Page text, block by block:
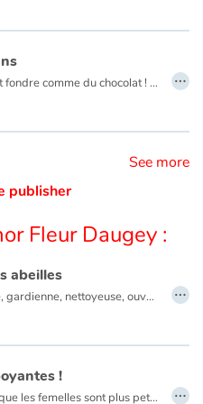
Les rochers peuvent fondre comme du chocolat ! Pas dans nos casseroles, mais à des températures extrêmes sous l’écorce terrestre. Sous l’effet de la pression, elles remontent dans une cheminée et c’est l’éruption. Écoulement lent d’une lave épaisse ou explosion de fumées et cailloux, c’est une phénomène destructeur s’il se passe dans une zone habitée. Fort heureusement, certains volcans dorment tranquillement comme ceux de notre bonne vieille Auvergne...
…
See more
publisher
Fleur Daugey :
abeilles
Nourrice, ventileuse, gardienne, nettoyeuse, ouvrière, maçonne, butineuse... les abeilles ont bien des métiers au cours de leur vie, et toutes participent à la vie de la ruche aux côtés de la reine. Toutes ? Pas vraiment, car sur les plus de 20 000 espèces d'abeilles à travers le monde, seulement 8 ou 10 fabriquent du miel, et les autres vivent en solitaire ! …
!
On entend souvent que les femelles sont plus petites, moins aptes à diriger et dépendantes des mâles pour leur survie. Pourtant, le règne animal raconte une toute autre histoire et bouscule ces idées reçues. Chez certaines espèces, elles brillent par leur force, leur ingéniosité et leur autorité. Les femelles autours des palombes et léopards des mers, par exemple, surpassent les mâles en taille ! Et même lorsqu'elles sont plus petites que leurs mâles, les éléphantes guident leurs clans avec sagesse, et les rat-taupes nus s’organisent autour d’une reine, comme les abeilles. Et que dire des lézardes à queue en fouet du Mexique et des tatous à neuf bandes, qui n'ont tout bonnement plus besoin des mâles pour se reproduire ? …